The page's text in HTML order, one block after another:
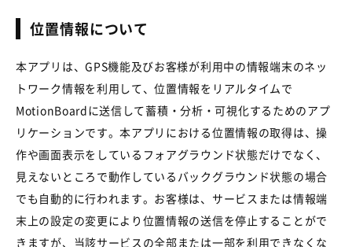
位置情報について
本アプリは、GPS機能及びお客様が利用中の情報端末のネッ
トワーク情報を利用して、位置情報をリアルタイムで
MotionBoardに送信して蓄積・分析・可視化するためのアプ
リケーションです。本アプリにおける位置情報の取得は、操
作や画面表示をしているフォアグラウンド状態だけでなく、
見えないところで動作しているバックグラウンド状態の場合
でも自動的に行われます。お客様は、サービスまたは情報端
末上の設定の変更により位置情報の送信を停止することがで
きますが、当該サービスの全部または一部を利用できなくな